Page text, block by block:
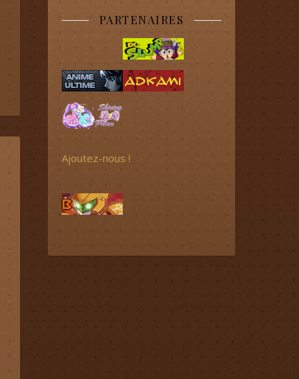
PARTENAIRES
Ajoutez-nous !